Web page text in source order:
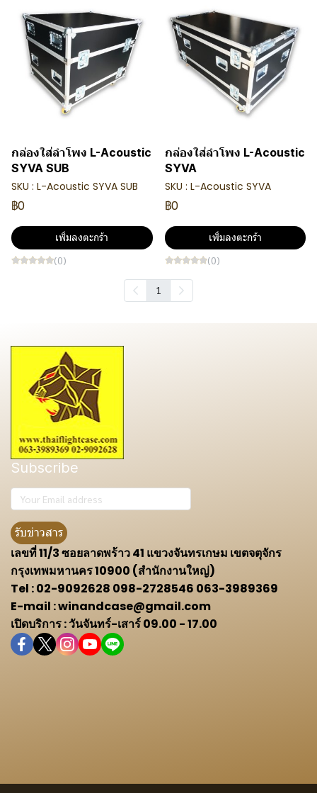
กล่องใส่ลำโพง L-Acoustic
SYVA SUB
SKU : L-Acoustic SYVA SUB
฿0
เพิ่มลงตะกร้า
(0)
กล่องใส่ลำโพง L-Acoustic
SYVA
SKU : L-Acoustic SYVA
฿0
เพิ่มลงตะกร้า
(0)
1
Subscribe
รับข่าวสาร
เลขที่ 11/3 ซอยลาดพร้าว 41 แขวงจันทรเกษม เขตจตุจักร
กรุงเทพมหานคร 10900 (สำนักงานใหญ่)
Tel : 02-9092628 098-2728546 063-3989369
E-mail : winandcase@gmail.com
เปิดบริการ : วันจันทร์-เสาร์ 09.00 - 17.00